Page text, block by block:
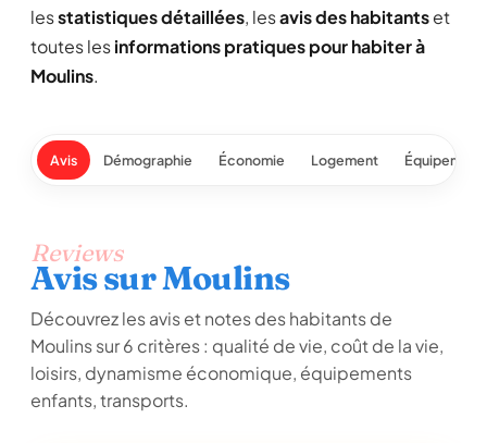
lesstatistiques détaillées, lesavis des habitantset
toutes lesinformations pratiques pour habiter à
Moulins.
Avis Démographie Économie Logement
Reviews
Avis sur Moulins
Découvrez les avis et notes des habitants de
Moulins sur 6 critères : qualité de vie, coût de la vie,
loisirs, dynamisme économique, équipements
enfants, transports.